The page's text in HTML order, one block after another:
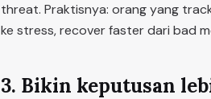
threat. Praktisnya: orang yang
ke stress, recover faster dari bad
3. Bikin keputusan